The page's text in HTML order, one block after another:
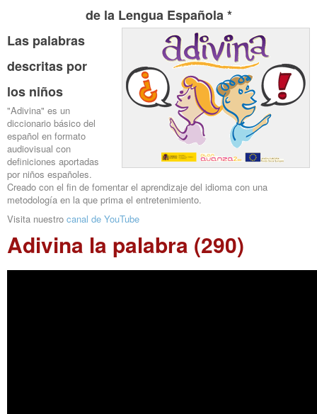
de la Lengua Española *
Las palabras
descritas por
los niños
"Adivina" es un
diccionario básico del
español en formato
audiovisual con
definiciones aportadas
por niños españoles.
Creado con el fin de fomentar el aprendizaje del idioma con una
metodología en la que prima el entretenimiento.
Visita nuestro canal de YouTube
Adivina la palabra (290)